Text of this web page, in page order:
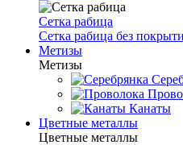
Сетка рабица
Сетка рабица без
Метизы
Метизы
Канаты
Цветные металлы
Цветные металлы